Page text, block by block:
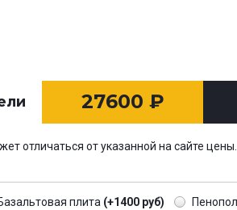
27600 ₽
отличаться от указанной на сайте цены.
плита (+1400 руб)